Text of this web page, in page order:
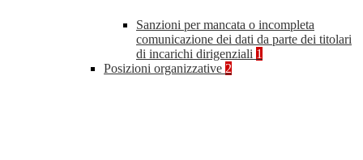
Sanzioni per mancata o incompleta
comunicazione dei dati da parte dei titolari
di incarichi dirigenziali 1
Posizioni organizzative 2